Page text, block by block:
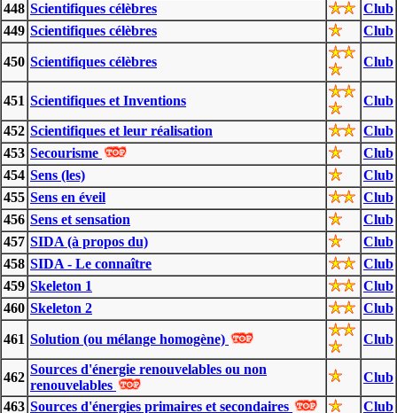
448 Scientifiques célèbres
Club
449 Scientifiques célèbres Club
450 Scientifiques célèbres Club
451 Scientifiques et Inventions
Club
452 Scientifiques et leur réalisation
Club
453 Secourisme
Club
454 Sens (les)
Club
455 Sens en éveil
Club
456 Sens et sensation
Club
457 SIDA (à propos du)
Club
458 SIDA - Le connaître
Club
459 Skeleton 1
Club
460 Skeleton 2 Club
461 Solution (ou mélange homogène) Club
462
Sources d'énergie renouvelables ou non
renouvelables
Club
463 Sources d'énergies primaires et secondaires
Club